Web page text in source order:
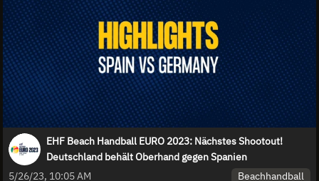
EHF Beach Handball EURO 2023: Nächstes Shootout!
Deutschland behält Oberhand gegen Spanien
5/26/23, 10:05 AM
Beachhandball